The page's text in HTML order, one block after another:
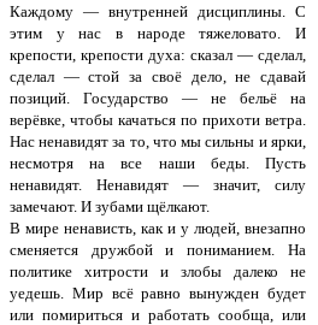
Каждому — внутренней дисциплины. С
этим у нас в народе тяжеловато. И
крепости, крепости духа: сказал — сделал,
сделал — стой за своё дело, не сдавай
позиций. Государство — не бельё на
верёвке, чтобы качаться по прихоти ветра.
Нас ненавидят за то, что мы сильны и ярки,
несмотря на все наши беды. Пусть
ненавидят. Ненавидят — значит, силу
замечают. И зубами щёлкают.
В мире ненависть, как и у людей, внезапно
сменяется дружбой и пониманием. На
политике хитрости и злобы далеко не
уедешь. Мир всё равно вынужден будет
или помириться и работать сообща, или